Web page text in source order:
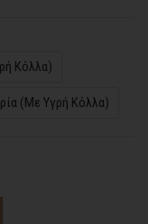
Κόλλα)
(Με Υγρή Κόλλα)